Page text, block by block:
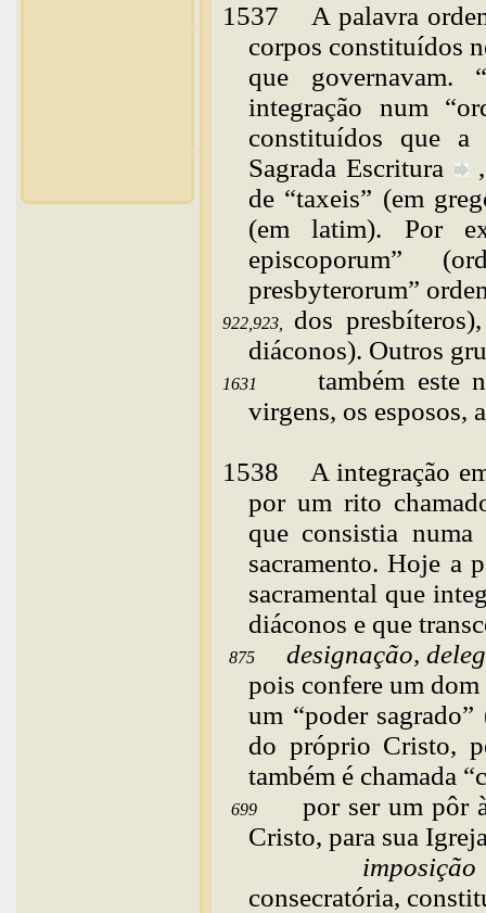
/home/dicionar/public_html/online.php
/home/dicionar/public_html/online.php
1537
A palavra
corpos constituídos
que governavam.
integração num
constituídos que a
SagradaEscritura
de “taxeis” (em
(em latim). Por
episcoporum”
presbyterorum”
922,923, dos
diáconos). Outros
1631também este
virgens, os esposos,
1538 A integração
por um rito
que consistia numa
sacramento. Hoje a
sacramental que
diáconos e que
875 designação,
pois confere um
um “poder sagrado”
do próprio Cristo,
também é chamada
699 por ser um pôr
Cristo, para sua
imposição
consecratória,